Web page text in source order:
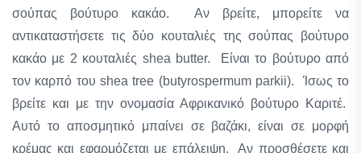
σούπας βούτυρο κακάο. Αν βρείτε, μπορείτε να
αντικαταστήσετε τις δύο κουταλιές της σούπας βούτυρο
κακάο με 2 κουταλιές shea butter. Είναι το βούτυρο από
τον καρπό του shea tree (butyrospermum parkii). Ίσως το
βρείτε και με την ονομασία Αφρικανικό βούτυρο Καριτέ.
Αυτό το αποσμητικό μπαίνει σε βαζάκι, είναι σε μορφή
κρέμας και εφαρμόζεται με επάλειψη. Αν προσθέσετε και